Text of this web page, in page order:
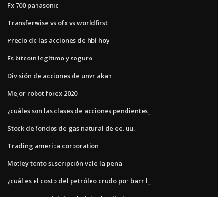
Fx 700 panasonic
Transferwise vs ofx vs worldfirst
Precio de las acciones de hbi hoy
Es bitcoin legítimo y seguro
División de acciones de unvr akan
Mejor robot forex 2020
¿cuáles son las clases de acciones pendientes_
Stock de fondos de gas natural de ee. uu.
Trading america corporation
Motley tonto suscripción vale la pena
¿cuál es el costo del petróleo crudo por barril_